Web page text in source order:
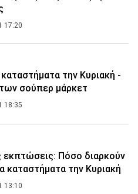
17:20
την Κυριακή -
σούπερ μάρκετ
18:35
εκπτώσεις: Πόσο διαρκούν
καταστήματα την Κυριακή
13:10